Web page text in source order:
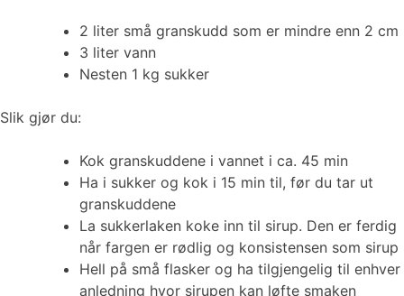
2 liter små granskudd som er mindre enn 2 cm
3 liter vann
Nesten 1 kg sukker
Slik gjør du:
Kok granskuddene i vannet i ca. 45 min
Ha i sukker og kok i 15 min til, før du tar ut
granskuddene
La sukkerlaken koke inn til sirup. Den er ferdig
når fargen er rødlig og konsistensen som sirup
Hell på små flasker og ha tilgjengelig til enhver
anledning hvor sirupen kan løfte smaken